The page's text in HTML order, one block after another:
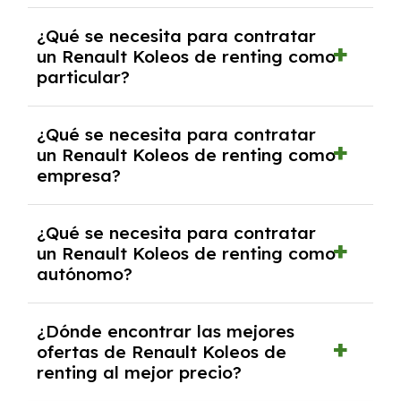
económica.
pero puede haber penalizaciones por
cancelación anticipada. Es importante revisar
las condiciones del contrato y hablar con un
experto que te asesore.
¿Qué se necesita para contratar
un Renault Koleos de renting como
particular?
y, en algunos casos, una consulta de solvencia
crediticia y un pago inicial.
¿Qué se necesita para contratar
un Renault Koleos de renting como
empresa?
documentación financiera y, en algunos
casos, un informe de solvencia de la empresa
y un pago inicial.
¿Qué se necesita para contratar
un Renault Koleos de renting como
autónomo?
autónomos, justificante de ingresos y, en
algunos casos, un informe fiscal y un pago
inicial.
¿Dónde encontrar las mejores
ofertas de Renault Koleos de
renting al mejor precio?